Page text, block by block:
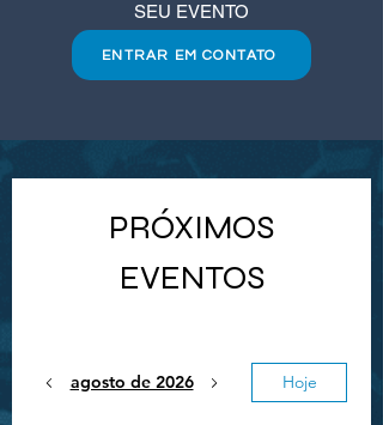
SEU EVENTO
ENTRAR EM CONTATO
PRÓXIMOS
EVENTOS
agosto de 2026 Hoje